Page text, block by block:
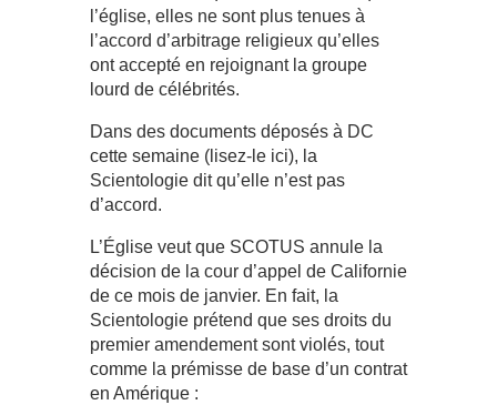
l’église, elles ne sont plus tenues à
l’accord d’arbitrage religieux qu’elles
ont accepté en rejoignant la groupe
lourd de célébrités.
Dans des documents déposés à DC
cette semaine (lisez-le ici), la
Scientologie dit qu’elle n’est pas
d’accord.
L’Église veut que SCOTUS annule la
décision de la cour d’appel de Californie
de ce mois de janvier. En fait, la
Scientologie prétend que ses droits du
premier amendement sont violés, tout
comme la prémisse de base d’un contrat
en Amérique :